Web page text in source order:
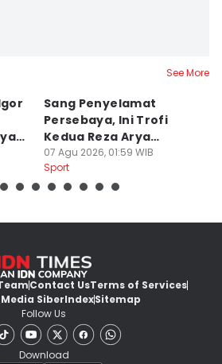
See More
Sang Penyelamat
Persebaya, Ini Trofi
Kedua Reza Arya
Bersama Tavares
07 Agu 2026, 01:59 WIB
Sport
Contact UsTerms of Services
SiberIndexSitemap
Follow Us
Download